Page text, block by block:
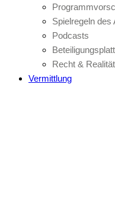
Spielregeln des
Podcasts
Recht & Realität
Vermittlung